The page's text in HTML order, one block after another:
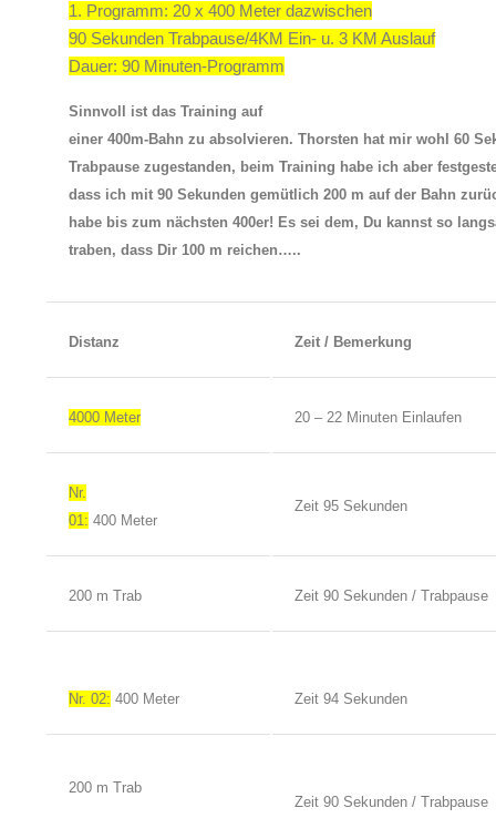
1. Programm: 20 x 400 Meter dazwischen
90 Sekunden Trabpause/4KM Ein- u. 3 KM Auslauf
Dauer: 90 Minuten-Programm
Sinnvoll ist das Training auf
einer 400m-Bahn zu absolvieren. Thorsten hat mir wohl 60
Trabpause zugestanden, beim Training habe ich aber
dass ich mit 90 Sekunden gemütlich 200 m auf der Bahn
habe bis zum nächsten 400er! Es sei dem, Du kannst so
traben, dass Dir 100 m reichen…..
Distanz Zeit / Bemerkung
4000 Meter 20 – 22 Minuten Einlaufen
Nr.
01: 400 Meter
Zeit 95 Sekunden
200 m Trab Zeit 90 Sekunden / Trabpause
Nr. 02: 400 Meter Zeit 94 Sekunden
200 m Trab
Zeit 90 Sekunden / Trabpause